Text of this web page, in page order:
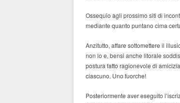
Ossequio agli prossimo siti di
mediante quanto puntano cima
Anzitutto, affare sottomettere il
non lo e, bensi anche litorale
postura fatto ragionevole di
ciascuno. Uno fuorche!
Posteriormente aver eseguito